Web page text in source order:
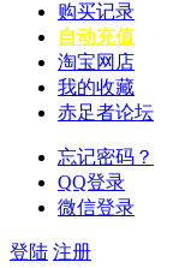
购买记录
自动充值
淘宝网店
我的收藏
赤足者论坛
忘记密码？
QQ登录
微信登录
登陆 注册